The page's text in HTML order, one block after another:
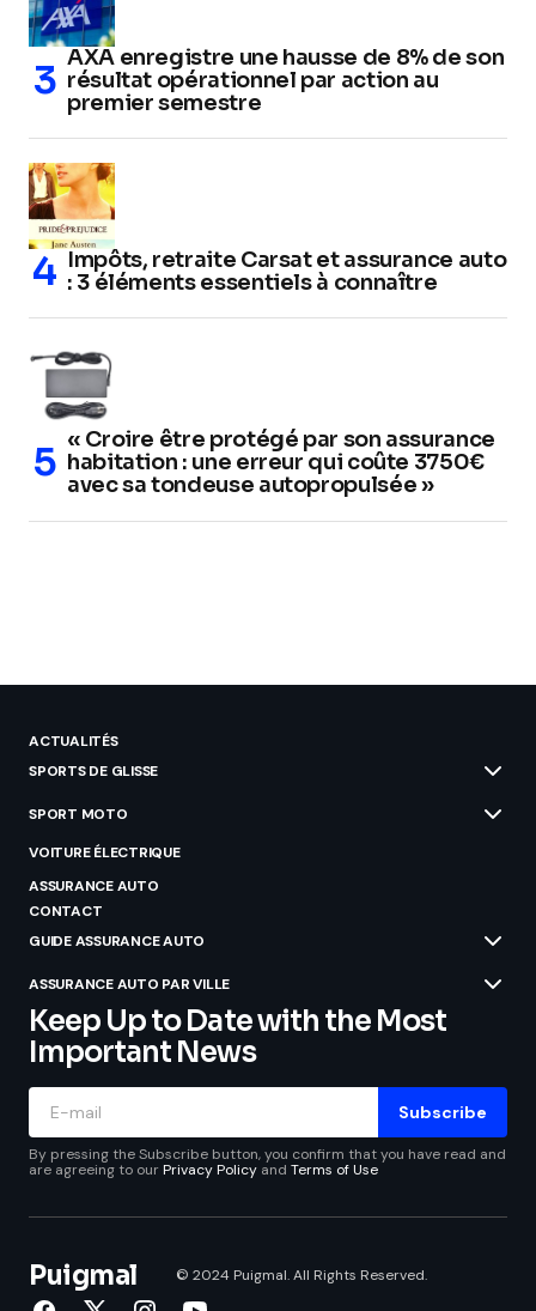
AXA enregistre une hausse de 8% de son
résultat opérationnel par action au
premier semestre
Impôts, retraite Carsat et assurance auto
: 3 éléments essentiels à connaître
« Croire être protégé par son assurance
habitation : une erreur qui coûte 3750€
avec sa tondeuse autopropulsée »
ACTUALITÉS
SPORTS DE GLISSE
SPORT MOTO
VOITURE ÉLECTRIQUE
ASSURANCE AUTO
CONTACT
GUIDE ASSURANCE AUTO
ASSURANCE AUTO PAR VILLE
Keep Up to Date with the Most
Important News
Subscribe
By pressing the Subscribe button, you confirm that you have read and
are agreeing to ourPrivacy Policy and Terms of Use
Puigmal © 2024 Puigmal. All Rights Reserved.